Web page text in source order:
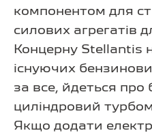
компонентом для
силових агрегатів
Концерну Stellantis
існуючих
за все, йдеться про
циліндровий
Якщо додати